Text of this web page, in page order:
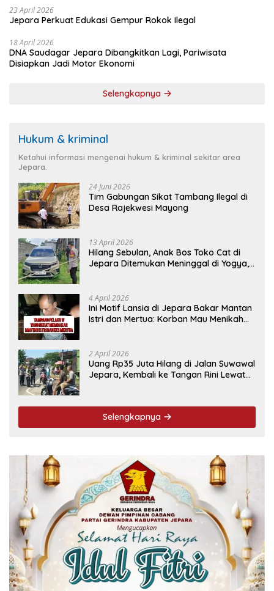
23 April 2026
Jepara Perkuat Edukasi Gempur Rokok Ilegal
18 April 2026
DNA Saudagar Jepara Dibangkitkan Lagi, Pariwisata
Disiapkan Jadi Motor Ekonomi
Selengkapnya
Hukum & kriminal
Ketahui informasi mengenai hukum & kriminal sekitar area
Jepara.
24 Juni 2026
Tim Gabungan Sikat Tambang Ilegal di
Desa Rajekwesi Mayong
13 April 2026
Hilang Sebulan, Anak Bos Toko Cat di
Jepara Ditemukan Meninggal di Yogya,
4 April 2026
Ini Motif Lansia di Jepara Bakar Mantan
Istri dan Mertua: Korban Mau Menikah
2 April 2026
Uang Rp35 Juta Hilang di Jalan Suwawal
Jepara, Kembali ke Tangan Rini Lewat
Selengkapnya